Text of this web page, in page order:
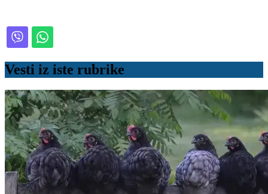
Vesti iz iste rubrike